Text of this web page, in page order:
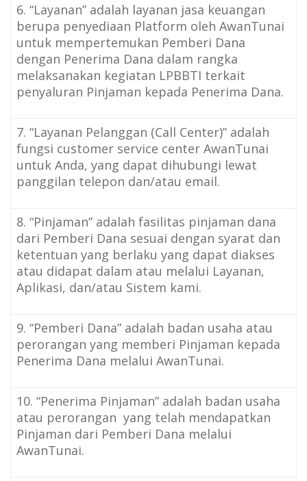
6. “Layanan” adalah layanan jasa keuangan
berupa penyediaan Platform oleh AwanTunai
untuk mempertemukan Pemberi Dana
dengan Penerima Dana dalam rangka
melaksanakan kegiatan LPBBTI terkait
penyaluran Pinjaman kepada Penerima Dana.
7. “Layanan Pelanggan (Call Center)” adalah
fungsi customer service center AwanTunai
untuk Anda, yang dapat dihubungi lewat
panggilan telepon dan/atau email.
8. “Pinjaman” adalah fasilitas pinjaman dana
dari Pemberi Dana sesuai dengan syarat dan
ketentuan yang berlaku yang dapat diakses
atau didapat dalam atau melalui Layanan,
Aplikasi, dan/atau Sistem kami.
9. “Pemberi Dana” adalah badan usaha atau
perorangan yang memberi Pinjaman kepada
Penerima Dana melalui AwanTunai.
10. “Penerima Pinjaman” adalah badan usaha
atau perorangan yang telah mendapatkan
Pinjaman dari Pemberi Dana melalui
AwanTunai.